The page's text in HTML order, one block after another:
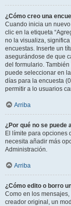
¿Cómo creo una
Cuando inicia un
clic en la etiqueta
no la visualiza,
encuestas. Inserte un
asegurándose de que
del formulario.
puede seleccionar en
días para la encuesta
permitir a lo usuarios
Arriba
¿Por qué no se puede
El límite para opciones
necesita añadir más
Administración.
Arriba
¿Cómo edito o borro
Como en los
creador original, un